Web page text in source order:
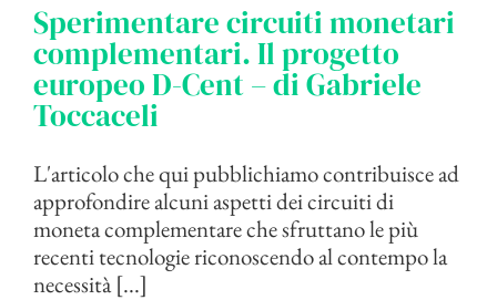
Sperimentare circuiti monetari
complementari. Il progetto
europeo D-Cent – di Gabriele
Toccaceli
L'articolo che qui pubblichiamo contribuisce ad
approfondire alcuni aspetti dei circuiti di
moneta complementare che sfruttano le più
recenti tecnologie riconoscendo al contempo la
necessità [...]